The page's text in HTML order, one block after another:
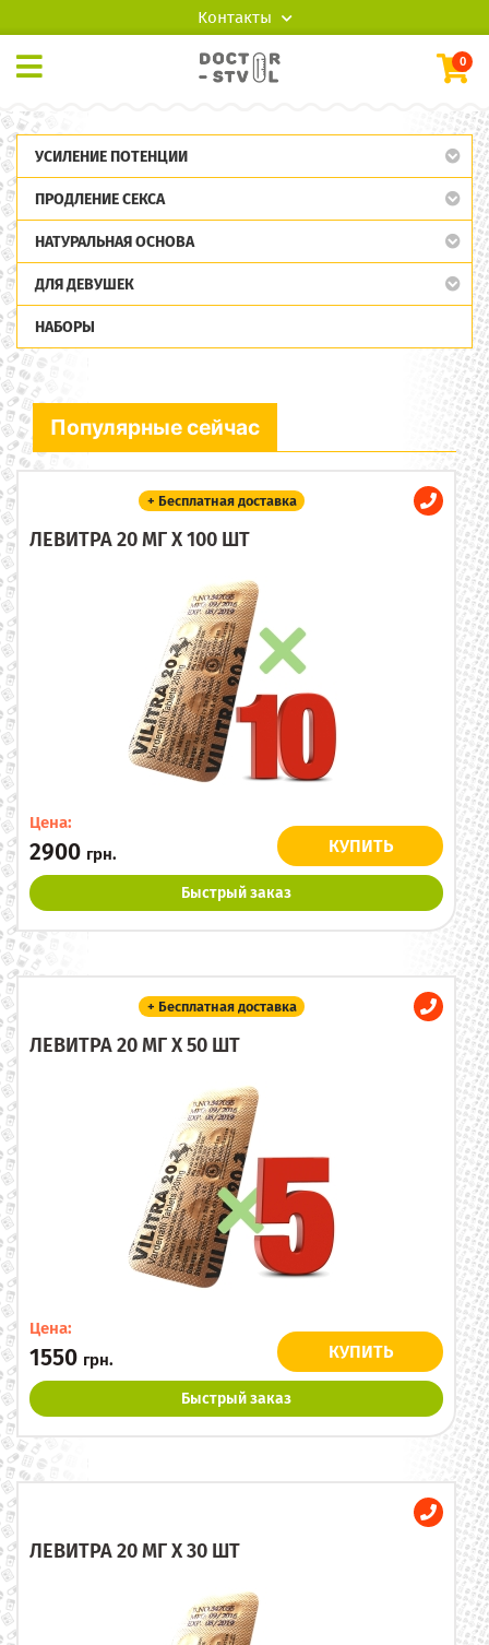
Контакты
0
УСИЛЕНИЕ ПОТЕНЦИИ
ПРОДЛЕНИЕ СЕКСА
НАТУРАЛЬНАЯ ОСНОВА
ДЛЯ ДЕВУШЕК
НАБОРЫ
Популярные сейчас
+ Бесплатная доставка
ЛЕВИТРА 20 МГ X 100 ШТ
Цена:
2900 грн. КУПИТЬ
Быстрый заказ
+ Бесплатная доставка
ЛЕВИТРА 20 МГ X 50 ШТ
Цена:
1550 грн. КУПИТЬ
Быстрый заказ
ЛЕВИТРА 20 МГ X 30 ШТ